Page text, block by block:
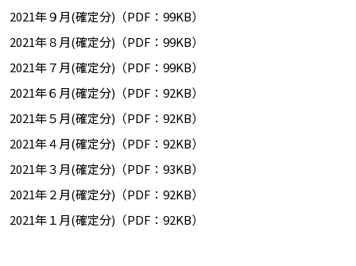
2021年９月(確定分)（PDF：99KB）
2021年８月(確定分)（PDF：99KB）
2021年７月(確定分)（PDF：99KB）
2021年６月(確定分)（PDF：92KB）
2021年５月(確定分)（PDF：92KB）
2021年４月(確定分)（PDF：92KB）
2021年３月(確定分)（PDF：93KB）
2021年２月(確定分)（PDF：92KB）
2021年１月(確定分)（PDF：92KB）